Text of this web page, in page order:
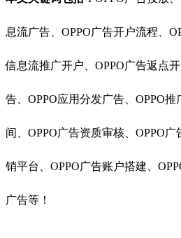
息流广告、OPPO广告开户流程、
信息流推广开户、OPPO广告返点
告、OPPO应用分发广告、OPPO
间、OPPO广告资质审核、OPPO
销平台、OPPO广告账户搭建、
广告等！